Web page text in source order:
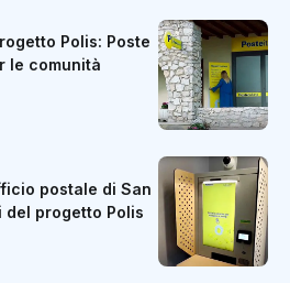
Polis: Poste
le comunità
postale di San
progetto Polis